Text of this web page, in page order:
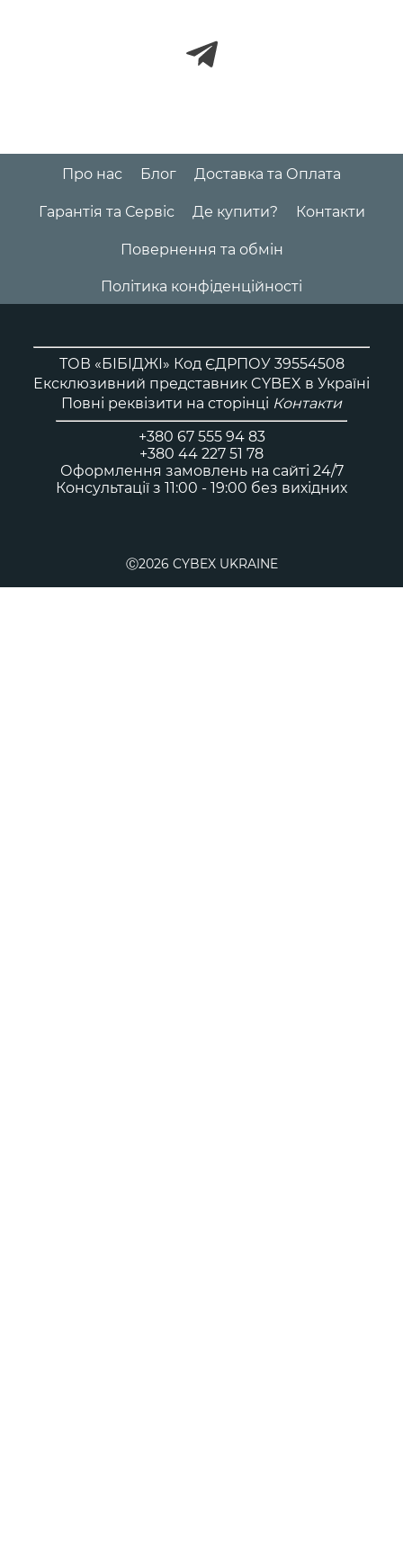
Про нас Блог Доставка та Оплата
Гарантія та Сервіс Де купити? Контакти
Повернення та обмін
Політика конфіденційності
ТОВ «БІБІДЖІ» Код ЄДРПОУ 39554508
Ексклюзивний представник CYBEX в Україні
Повні реквізити на сторінці Контакти
+380 67 555 94 83
+380 44 227 51 78
Оформлення замовлень на сайті 24/7
Консультації з 11:00 - 19:00 без вихідних
Ⓒ2026 CYBEX UKRAINE